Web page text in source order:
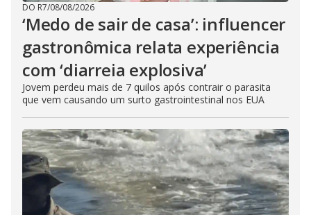
DO R7/08/08/2026
‘Medo de sair de casa’: influencer
gastronômica relata experiência
com ‘diarreia explosiva’
Jovem perdeu mais de 7 quilos após contrair o parasita
que vem causando um surto gastrointestinal nos EUA